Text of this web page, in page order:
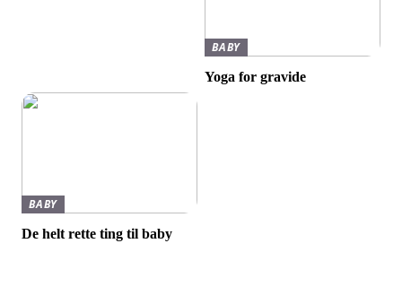
BABY
Yoga for gravide
BABY
De helt rette ting til baby